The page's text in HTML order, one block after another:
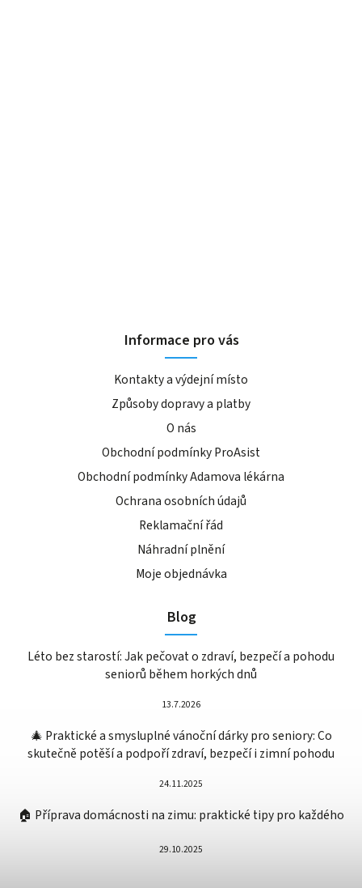
Informace pro vás
Kontakty a výdejní místo
Způsoby dopravy a platby
O nás
Obchodní podmínky ProAsist
Obchodní podmínky Adamova lékárna
Ochrana osobních údajů
Reklamační řád
Náhradní plnění
Moje objednávka
Blog
Léto bez starostí: Jak pečovat o zdraví, bezpečí a pohodu
seniorů během horkých dnů
13.7.2026
🎄 Praktické a smysluplné vánoční dárky pro seniory: Co
skutečně potěší a podpoří zdraví, bezpečí i zimní pohodu
24.11.2025
🏠 Příprava domácnosti na zimu: praktické tipy pro každého
29.10.2025